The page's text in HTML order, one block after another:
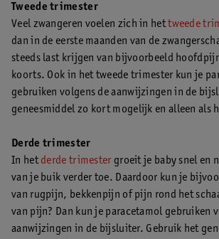
Tweede trimester
Veel zwangeren voelen zich in hettweede
dan in de eerste maanden van de
steeds last krijgen van bijvoorbeeld
koorts. Ook in het tweede trimester kun je
gebruiken volgens de aanwijzingen in de
geneesmiddel zo kort mogelijk en alleen als
Derde trimester
In hetderde trimester groeit je baby snel en
van je buik verder toe. Daardoor kun je
van rugpijn, bekkenpijn of pijn rond het
van pijn? Dan kun je paracetamol gebruiken
aanwijzingen in de bijsluiter. Gebruik het